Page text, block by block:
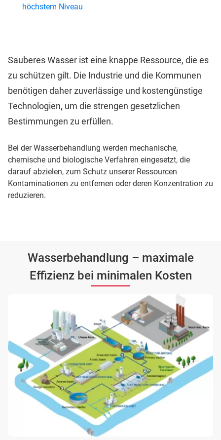
höchstem Niveau
Sauberes Wasser ist eine knappe Ressource, die es
zu schützen gilt. Die Industrie und die Kommunen
benötigen daher zuverlässige und kostengünstige
Technologien, um die strengen gesetzlichen
Bestimmungen zu erfüllen.
Bei der Wasserbehandlung werden mechanische,
chemische und biologische Verfahren eingesetzt, die
darauf abzielen, zum Schutz unserer Ressourcen
Kontaminationen zu entfernen oder deren Konzentration zu
reduzieren.
Wasserbehandlung – maximale
Effizienz bei minimalen Kosten